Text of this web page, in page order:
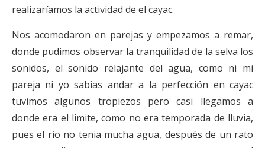
realizaríamos la actividad de el cayac.
Nos acomodaron en parejas y empezamos a remar,
donde pudimos observar la tranquilidad de la selva los
sonidos, el sonido relajante del agua, como ni mi
pareja ni yo sabias andar a la perfección en cayac
tuvimos algunos tropiezos pero casi llegamos a
donde era el limite, como no era temporada de lluvia,
pues el rio no tenia mucha agua, después de un rato